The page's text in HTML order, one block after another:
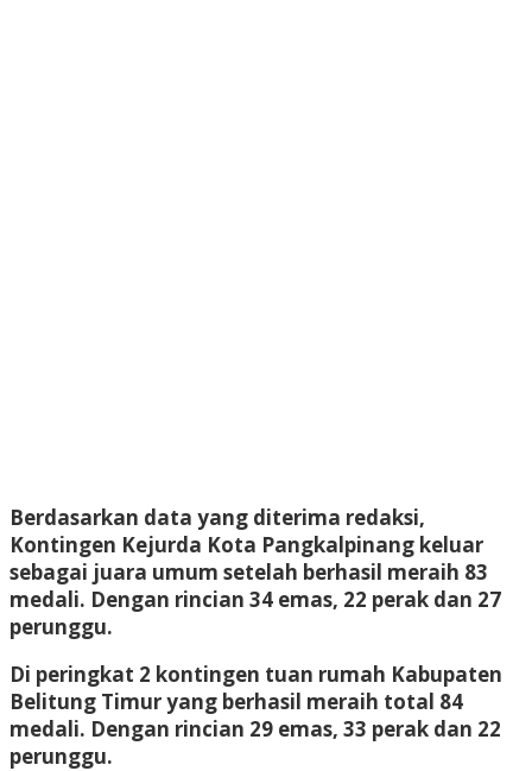
Berdasarkan data yang diterima redaksi,
Kontingen Kejurda Kota Pangkalpinang keluar
sebagai juara umum setelah berhasil meraih 83
medali. Dengan rincian 34 emas, 22 perak dan 27
perunggu.
Di peringkat 2 kontingen tuan rumah Kabupaten
Belitung Timur yang berhasil meraih total 84
medali. Dengan rincian 29 emas, 33 perak dan 22
perunggu.